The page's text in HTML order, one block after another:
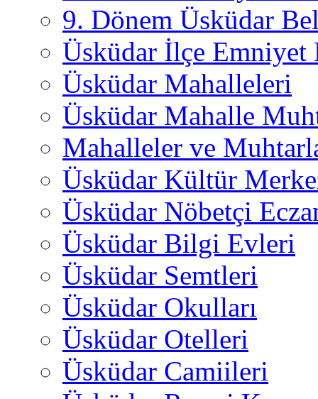
9. Dönem Üsküdar
Üsküdar İlçe
Üsküdar Mahalleleri
Üsküdar Mahalle
Mahalleler ve
Üsküdar Kültür
Üsküdar Nöbetçi
Üsküdar Bilgi Evleri
Üsküdar Semtleri
Üsküdar Okulları
Üsküdar Otelleri
Üsküdar Camiileri